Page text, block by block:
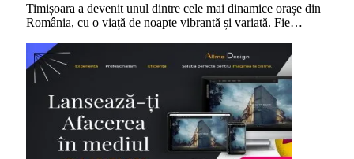
Timișoara a devenit unul dintre cele mai dinamice orașe din
România, cu o viață de noapte vibrantă și variată. Fie…